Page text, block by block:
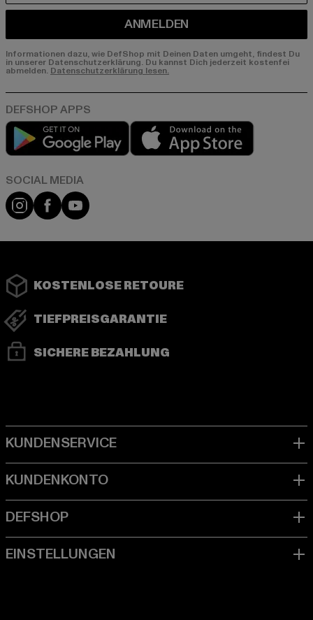
ANMELDEN
Informationen dazu, wie DefShop mit Deinen Daten umgeht, findest Du
in unserer Datenschutzerklärung. Du kannst Dich jederzeit kostenfei
abmelden. Datenschutzerklärung lesen.
Play market
Instagram
FacebookYouTube
KOSTENLOSE RETOURE
TIEFPREISGARANTIE
SICHERE BEZAHLUNG